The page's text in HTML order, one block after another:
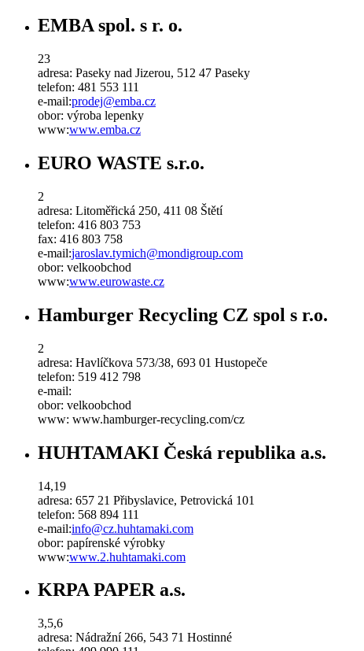
EMBA spol. s r. o.
23
adresa: Paseky nad Jizerou, 512 47 Paseky
telefon: 481 553 111
e-mail:prodej@emba.cz
obor: výroba lepenky
www:www.emba.cz
EURO WASTE s.r.o.
2
adresa: Litoměřická 250, 411 08 Štětí
telefon: 416 803 753
fax: 416 803 758
e-mail:jaroslav.tymich@mondigroup.com
obor: velkoobchod
www:www.eurowaste.cz
Hamburger Recycling CZ spol s r.o.
2
adresa: Havlíčkova 573/38, 693 01 Hustopeče
telefon: 519 412 798
e-mail:
obor: velkoobchod
www: www.hamburger-recycling.com/cz
HUHTAMAKI Česká republika a.s.
14,19
adresa: 657 21 Přibyslavice, Petrovická 101
telefon: 568 894 111
e-mail:info@cz.huhtamaki.com
obor: papírenské výrobky
www:www.2.huhtamaki.com
KRPA PAPER a.s.
3,5,6
adresa: Nádražní 266, 543 71 Hostinné